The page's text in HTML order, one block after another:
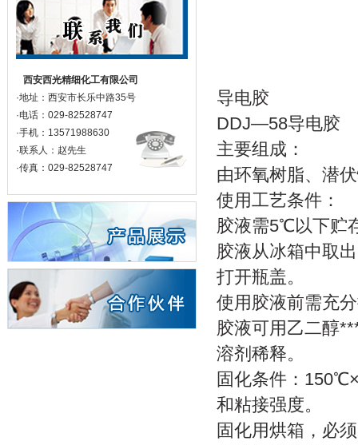
西安西光精细化工有限公司
·地址：西安市长乐中路35号
·电话：029-82528747
·手机：13571988630
·联系人：赵先生
·传真：029-82528747
导电胶
DDJ—58导电胶
主要组成：
由环氧树脂、潜
使用工艺条件：
胶液需5℃以下贮
胶液从冰箱中取
打开瓶盖。
使用胶液前需充
胶液可用乙二醇
溶剂稀释。
固化条件：
和粘接强度。
固化用烘箱，必